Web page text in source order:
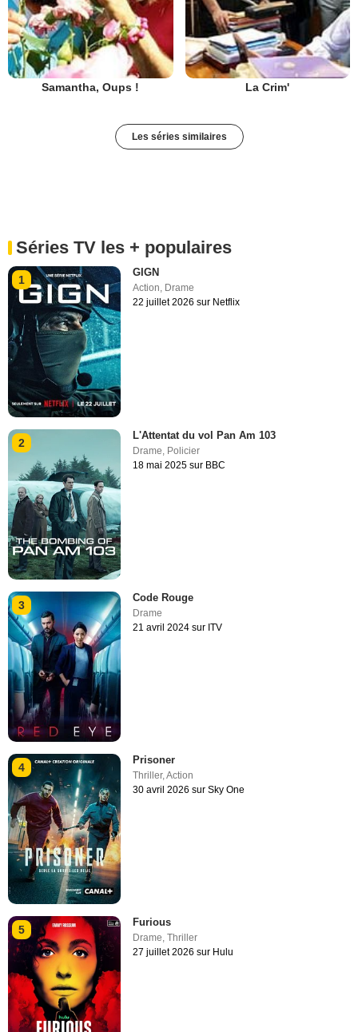
Samantha, Oups ! La Crim'
Les séries similaires
Séries TV les + populaires
1
GIGN
Action, Drame
22 juillet 2026 sur Netflix
2
L'Attentat du vol Pan Am 103
Drame Policier
18 mai 2025 sur BBC
3
Code Rouge
Drame
21 avril 2024 sur ITV
4
Prisoner
Thriller,Action
30 avril 2026 sur Sky One
5
Furious
Drame,Thriller
27 juillet 2026 sur Hulu